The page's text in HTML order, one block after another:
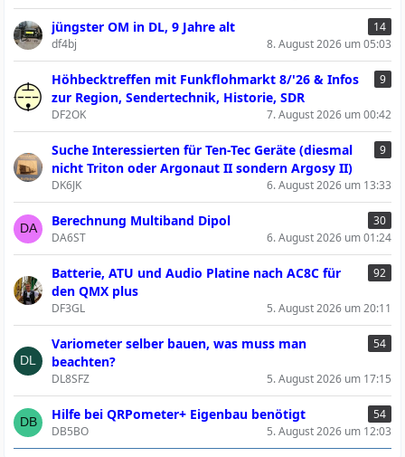
jüngster OM in DL, 9 Jahre alt
14
df4bj
8. August 2026 um 05:03
Höhbecktreffen mit Funkflohmarkt 8/'26 & Infos
zur Region, Sendertechnik, Historie, SDR
9
DF2OK 7. August 2026 um 00:42
Suche Interessierten für Ten-Tec Geräte (diesmal
nicht Triton oder Argonaut II sondern Argosy II)
9
DK6JK 6. August 2026 um 13:33
Berechnung Multiband Dipol
30
DA6ST
6. August 2026 um 01:24
Batterie, ATU und Audio Platine nach AC8C für
den QMX plus
92
DF3GL 5. August 2026 um 20:11
Variometer selber bauen, was muss man
beachten?
54
DL8SFZ 5. August 2026 um 17:15
Hilfe bei QRPometer+ Eigenbau benötigt
54
DB5BO
5. August 2026 um 12:03